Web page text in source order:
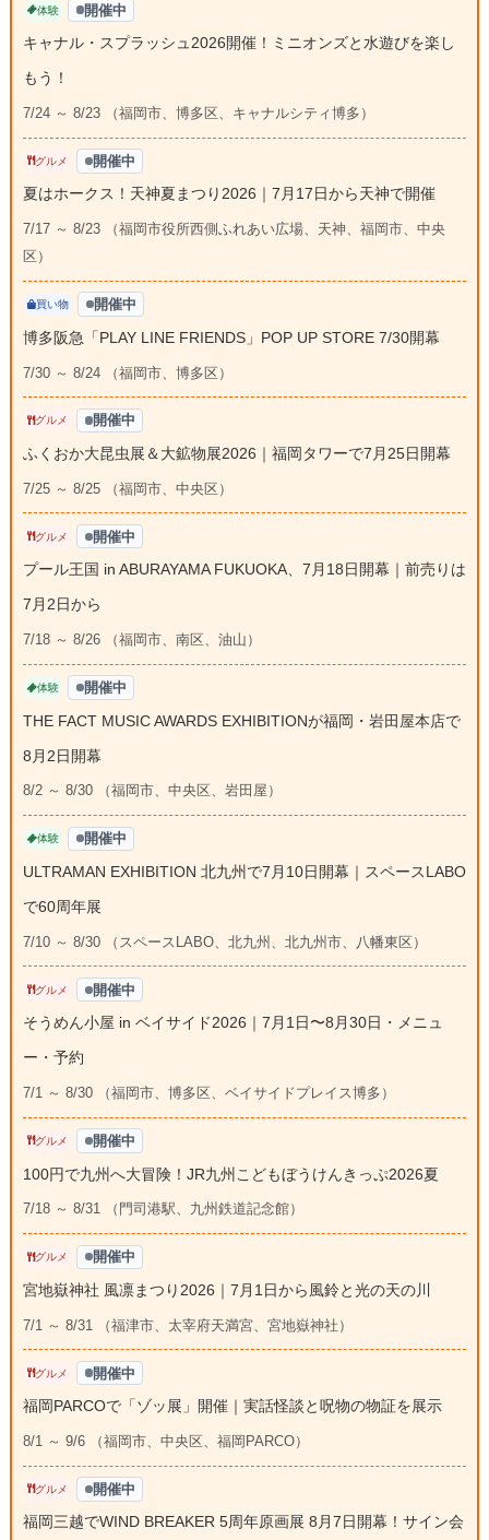
体験 開催中
キャナル・スプラッシュ2026開催！ミニオンズと水遊びを楽し
もう！
7/24 ～ 8/23 （福岡市、博多区、キャナルシティ博多）
グルメ 開催中
夏はホークス！天神夏まつり2026｜7月17日から天神で開催
7/17 ～ 8/23 （福岡市役所西側ふれあい広場、天神、福岡市、中央
区）
買い物 開催中
博多阪急「PLAY LINE FRIENDS」POP UP STORE 7/30開幕
7/30 ～ 8/24 （福岡市、博多区）
グルメ 開催中
ふくおか大昆虫展＆大鉱物展2026｜福岡タワーで7月25日開幕
7/25 ～ 8/25 （福岡市、中央区）
グルメ 開催中
プール王国 in ABURAYAMA FUKUOKA、7月18日開幕｜前売りは
7月2日から
7/18 ～ 8/26 （福岡市、南区、油山）
体験 開催中
THE FACT MUSIC AWARDS EXHIBITIONが福岡・岩田屋本店で
8月2日開幕
8/2 ～ 8/30 （福岡市、中央区、岩田屋）
体験 開催中
ULTRAMAN EXHIBITION 北九州で7月10日開幕｜スペースLABO
で60周年展
7/10 ～ 8/30 （スペースLABO、北九州、北九州市、八幡東区）
グルメ 開催中
そうめん小屋 in ベイサイド2026｜7月1日〜8月30日・メニュ
ー・予約
7/1 ～ 8/30 （福岡市、博多区、ベイサイドプレイス博多）
グルメ 開催中
100円で九州へ大冒険！JR九州こどもぼうけんきっぷ2026夏
7/18 ～ 8/31 （門司港駅、九州鉄道記念館）
グルメ 開催中
宮地嶽神社 風凛まつり2026｜7月1日から風鈴と光の天の川
7/1 ～ 8/31 （福津市、太宰府天満宮、宮地嶽神社）
グルメ 開催中
福岡PARCOで「ゾッ展」開催｜実話怪談と呪物の物証を展示
8/1 ～ 9/6 （福岡市、中央区、福岡PARCO）
グルメ 開催中
福岡三越でWIND BREAKER 5周年原画展 8月7日開幕！サイン会